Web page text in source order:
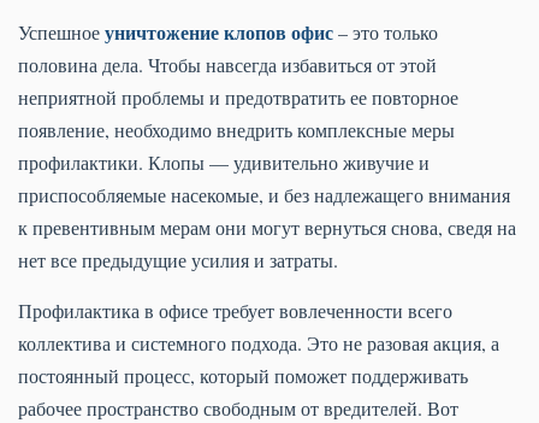
Успешноеуничтожение клопов офис– это только
половина дела. Чтобы навсегда избавиться от этой
неприятной проблемы и предотвратить ее повторное
появление, необходимо внедрить комплексные меры
профилактики. Клопы — удивительно живучие и
приспособляемые насекомые, и без надлежащего внимания
к превентивным мерам они могут вернуться снова, сведя на
нет все предыдущие усилия и затраты.
Профилактика в офисе требует вовлеченности всего
коллектива и системного подхода. Это не разовая акция, а
постоянный процесс, который поможет поддерживать
рабочее пространство свободным от вредителей. Вот